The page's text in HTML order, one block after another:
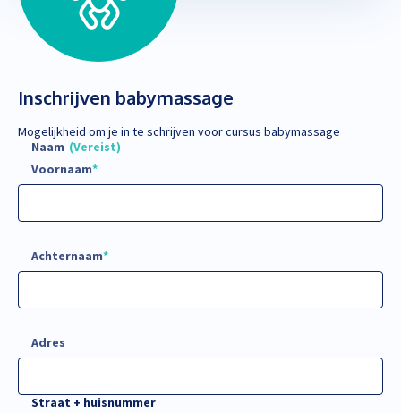
Inschrijven babymassage
Mogelijkheid om je in te schrijven voor cursus babymassage
Naam (Vereist)
Voornaam
Achternaam
Adres
Straat + huisnummer